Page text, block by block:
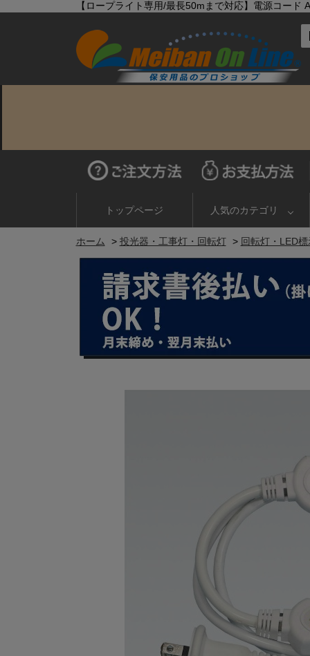
【ロープライト専用/最長50mまで対応】電源コー
トップページ 人気のカテゴリ
ホーム > 投光器・工事灯・回転灯 > 回転灯・LED標